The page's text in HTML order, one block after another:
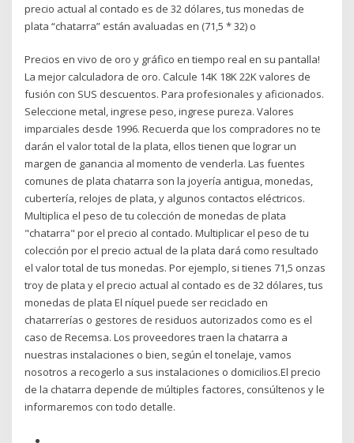
precio actual al contado es de 32 dólares, tus monedas de
plata “chatarra” están avaluadas en (71,5 * 32) o
Precios en vivo de oro y gráfico en tiempo real en su pantalla!
La mejor calculadora de oro. Calcule 14K 18K 22K valores de
fusión con SUS descuentos. Para profesionales y aficionados.
Seleccione metal, ingrese peso, ingrese pureza. Valores
imparciales desde 1996. Recuerda que los compradores no te
darán el valor total de la plata, ellos tienen que lograr un
margen de ganancia al momento de venderla. Las fuentes
comunes de plata chatarra son la joyería antigua, monedas,
cubertería, relojes de plata, y algunos contactos eléctricos.
Multiplica el peso de tu colección de monedas de plata
"chatarra" por el precio al contado. Multiplicar el peso de tu
colección por el precio actual de la plata dará como resultado
el valor total de tus monedas. Por ejemplo, si tienes 71,5 onzas
troy de plata y el precio actual al contado es de 32 dólares, tus
monedas de plata El níquel puede ser reciclado en
chatarrerías o gestores de residuos autorizados como es el
caso de Recemsa. Los proveedores traen la chatarra a
nuestras instalaciones o bien, según el tonelaje, vamos
nosotros a recogerlo a sus instalaciones o domicilios.El precio
de la chatarra depende de múltiples factores, consúltenos y le
informaremos con todo detalle.